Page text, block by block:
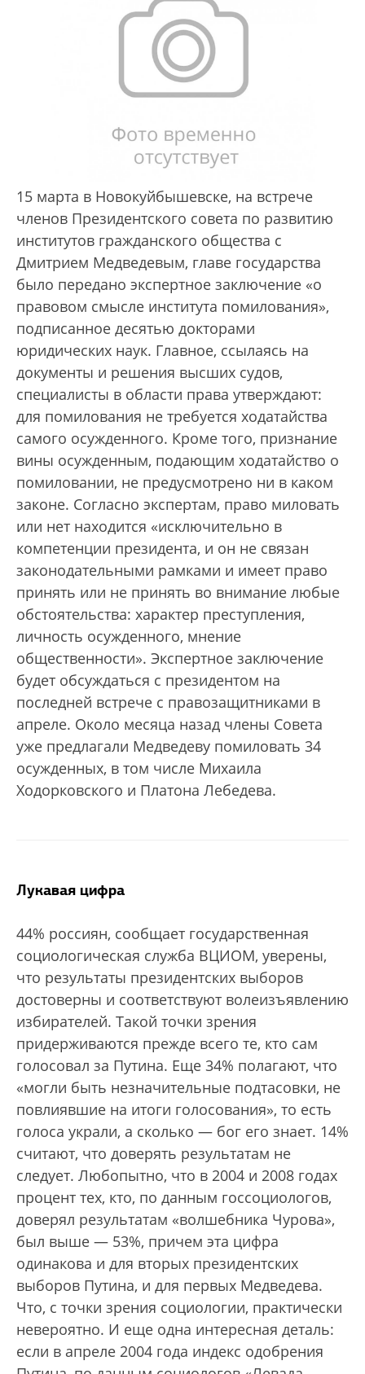
15 марта в Новокуйбышевске, на встрече
членов Президентского совета по развитию
институтов гражданского общества с
Дмитрием Медведевым, главе государства
было передано экспертное заключение «о
правовом смысле института помилования»,
подписанное десятью докторами
юридических наук. Главное, ссылаясь на
документы и решения высших судов,
специалисты в области права утверждают:
для помилования не требуется ходатайства
самого осужденного. Кроме того, признание
вины осужденным, подающим ходатайство о
помиловании, не предусмотрено ни в каком
законе. Согласно экспертам, право миловать
или нет находится «исключительно в
компетенции президента, и он не связан
законодательными рамками и имеет право
принять или не принять во внимание любые
обстоятельства: характер преступления,
личность осужденного, мнение
общественности». Экспертное заключение
будет обсуждаться с президентом на
последней встрече с правозащитниками в
апреле. Около месяца назад члены Совета
уже предлагали Медведеву помиловать 34
осужденных, в том числе Михаила
Ходорковского и Платона Лебедева.
Лукавая цифра
44% россиян, сообщает государственная
социологическая служба ВЦИОМ, уверены,
что результаты президентских выборов
достоверны и соответствуют волеизъявлению
избирателей. Такой точки зрения
придерживаются прежде всего те, кто сам
голосовал за Путина. Еще 34% полагают, что
«могли быть незначительные подтасовки, не
повлиявшие на итоги голосования», то есть
голоса украли, а сколько — бог его знает. 14%
считают, что доверять результатам не
следует. Любопытно, что в 2004 и 2008 годах
процент тех, кто, по данным госсоциологов,
доверял результатам «волшебника Чурова»,
был выше — 53%, причем эта цифра
одинакова и для вторых президентских
выборов Путина, и для первых Медведева.
Что, с точки зрения социологии, практически
невероятно. И еще одна интересная деталь:
если в апреле 2004 года индекс одобрения